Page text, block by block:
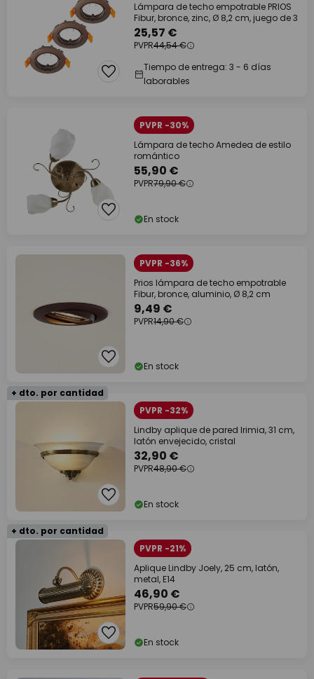
Lámpara de techo empotrable PRIOS
Fibur, bronce, zinc, Ø 8,2 cm, juego de 3
25,57 €
PVPR44,54 €
Tiempo de entrega: 3 - 6 días
laborables
PVPR -30%
Lámpara de techo Amedea de estilo
romántico
55,90 €
PVPR79,90 €
En stock
PVPR -36%
Prios lámpara de techo empotrable
Fibur, bronce, aluminio, Ø 8,2 cm
9,49 €
PVPR14,90 €
En stock
+ dto. por cantidad
PVPR -32%
Lindby aplique de pared Irimia, 31 cm,
latón envejecido, cristal
32,90 €
PVPR48,90 €
En stock
+ dto. por cantidad
PVPR -21%
Aplique Lindby Joely, 25 cm, latón,
metal, E14
46,90 €
PVPR59,90 €
En stock